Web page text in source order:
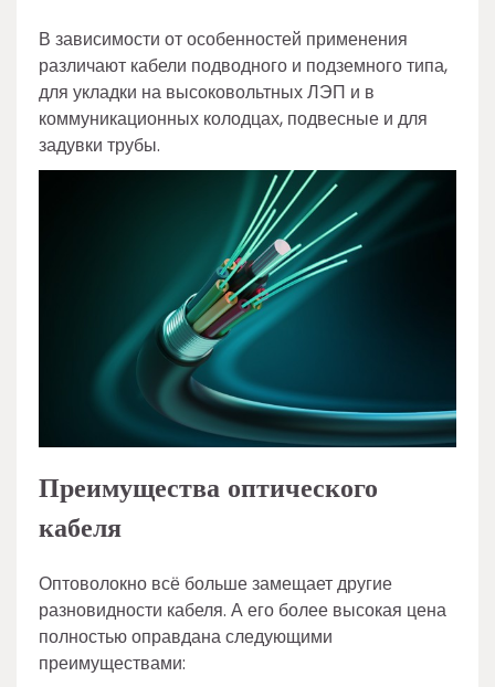
В зависимости от особенностей применения
различают кабели подводного и подземного типа,
для укладки на высоковольтных ЛЭП и в
коммуникационных колодцах, подвесные и для
задувки трубы.
Преимущества оптического
кабеля
Оптоволокно всё больше замещает другие
разновидности кабеля. А его более высокая цена
полностью оправдана следующими
преимуществами: